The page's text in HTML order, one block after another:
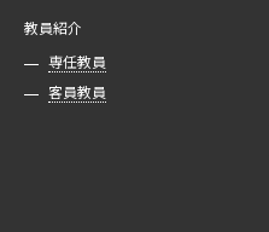
教員紹介
専任教員
客員教員